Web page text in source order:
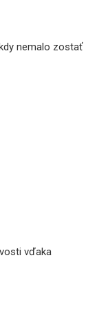
nemalo zostať
vďaka